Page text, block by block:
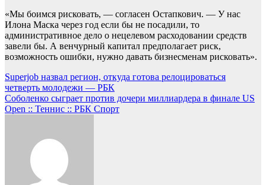
«Мы боимся рисковать, — согласен Остапкович. — У нас
Илона Маска через год если бы не посадили, то
административное дело о нецелевом расходовании средств
завели бы. А венчурный капитал предполагает риск,
возможность ошибки, нужно давать бизнесменам рисковать».
Навигация
по
записям
Superjob назвал регион, откуда готова релоцироваться
четверть молодежи — РБК
Соболенко сыграет против дочери миллиардера в финале US
Open :: Теннис :: РБК Спорт